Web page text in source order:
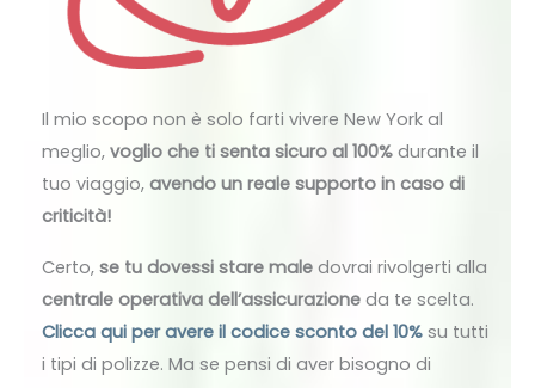
Il mio scopo non è solo farti vivere New York al
meglio, voglio che ti senta sicuro al 100% durante il
tuo viaggio, avendo un reale supporto in caso di
criticità!
Certo, se tu dovessi stare maledovrai rivolgerti alla
centrale operativa dell’assicurazioneda te scelta.
Clicca qui per avere il codice sconto del 10% su tutti
i tipi di polizze. Ma se pensi di aver bisogno di